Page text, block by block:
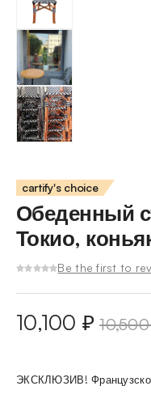
cartify's choice
Обеденный
Токио,
Be the first to
10,100 ₽
ЭКСКЛЮЗИВ!